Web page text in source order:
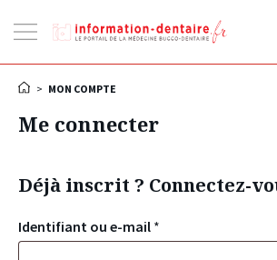
la
> MON COMPTE
Me connecter
Déjà inscrit ? Connectez-
Identifiant ou e-mail *